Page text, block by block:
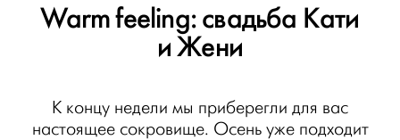
Warm feeling: свадьба Кати
и Жени
К концу недели мы приберегли для вас
настоящее сокровище. Осень уже подходит